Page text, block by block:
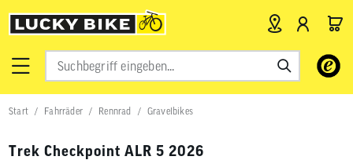
Verwende
Pfeile
nach
Start Fahrräder Rennrad Gravelbikes
Trek Checkpoint ALR 5 2026